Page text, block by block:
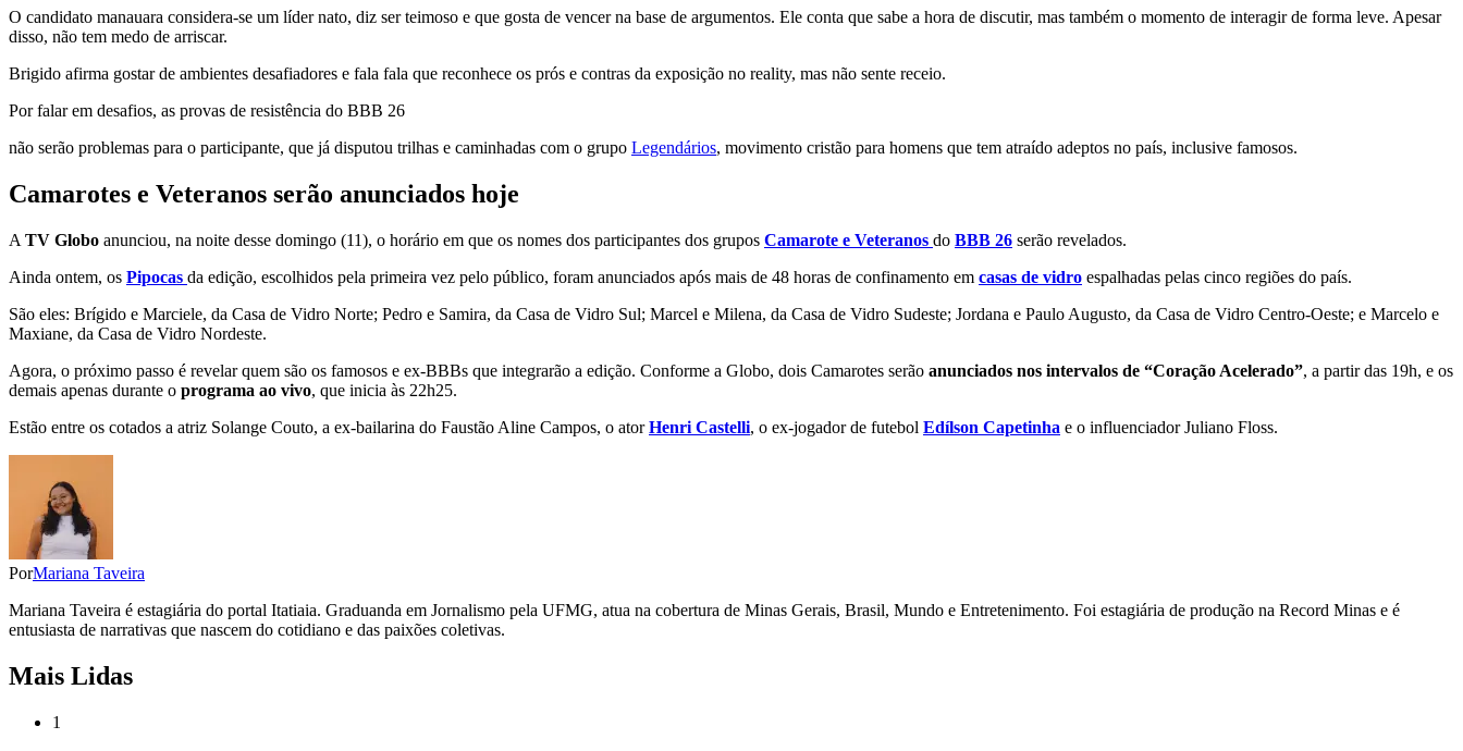
O candidato manauara considera-se um líder nato, diz ser teimoso e que gosta de vencer na base de argumentos. Ele conta que sabe a hora de discutir, mas também o momento de interagir de forma leve. Apesar
disso, não tem medo de arriscar.
Brigido afirma gostar de ambientes desafiadores e fala fala que reconhece os prós e contras da exposição no reality, mas não sente receio.
Por falar em desafios, as provas de resistência do BBB 26
não serão problemas para o participante, que já disputou trilhas e caminhadas com o grupo Legendários, movimento cristão para homens que tem atraído adeptos no país, inclusive famosos.
Camarotes e Veteranos serão anunciados hoje
A TV Globo anunciou, na noite desse domingo (11), o horário em que os nomes dos participantes dos grupos Camarote e Veteranos do BBB 26 serão revelados.
Ainda ontem, os Pipocas da edição, escolhidos pela primeira vez pelo público, foram anunciados após mais de 48 horas de confinamento em casas de vidro espalhadas pelas cinco regiões do país.
São eles: Brígido e Marciele, da Casa de Vidro Norte; Pedro e Samira, da Casa de Vidro Sul; Marcel e Milena, da Casa de Vidro Sudeste; Jordana e Paulo Augusto, da Casa de Vidro Centro-Oeste; e Marcelo e
Maxiane, da Casa de Vidro Nordeste.
Agora, o próximo passo é revelar quem são os famosos e ex-BBBs que integrarão a edição. Conforme a Globo, dois Camarotes serão anunciados nos intervalos de “Coração Acelerado”, a partir das 19h, e os
demais apenas durante o programa ao vivo, que inicia às 22h25.
Estão entre os cotados a atriz Solange Couto, a ex-bailarina do Faustão Aline Campos, o atorHenri Castelli, o ex-jogador de futebol Edílson Capetinha e o influenciador Juliano Floss.
PorMariana Taveira
Mariana Taveira é estagiária do portal Itatiaia. Graduanda em Jornalismo pela UFMG, atua na cobertura de Minas Gerais, Brasil, Mundo e Entretenimento. Foi estagiária de produção na Record Minas e é
entusiasta de narrativas que nascem do cotidiano e das paixões coletivas.
Mais Lidas
1